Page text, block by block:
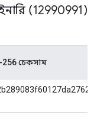
(12990991)
256 চেকসাম